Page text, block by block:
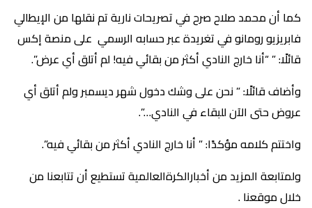
كما أن محمد صلاح صرح في تصريحات نارية تم نقلها من الإيطالي
فابريزيو رومانو في تغريدة عبر حسابه الرسمي على منصة إكس
قائلًا: ” “أنا خارج النادي أكثر من بقائي فيه! لم أتلق أي عرض”.
وأضاف قائلًا: ” نحن على وشك دخول شهر ديسمبر ولم أتلق أي
عروض حتى الآن للبقاء في النادي…”.
واختتم كلامه مؤكدًا: ” أنا خارج النادي أكثر من بقائي فيه”.
ولمتابعة المزيد من أخبارالكرةالعالمية تستطيع أن تتابعنا من
خلال موقعنا .